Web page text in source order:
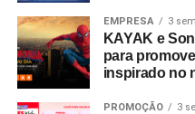
EMPRESA 3
KAYAK e
para
inspirado no
PROMOÇÃO 3